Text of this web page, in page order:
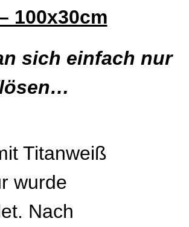
100x30cm
sich einfach nur
Titanweiß
wurde
Nach